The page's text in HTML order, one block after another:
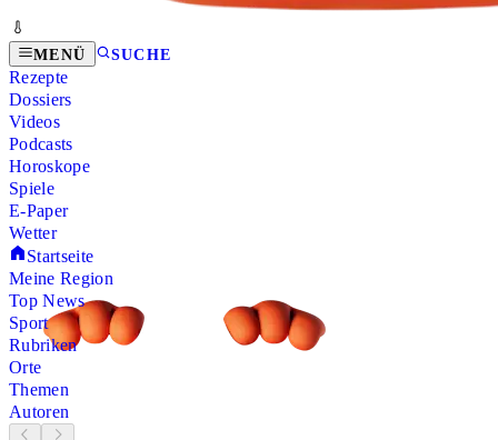
MENÜ SUCHE
Rezepte
Dossiers
Videos
Podcasts
Horoskope
Spiele
E-Paper
Wetter
Startseite
Meine Region
Top News
Sport
Rubriken
Orte
Themen
Autoren